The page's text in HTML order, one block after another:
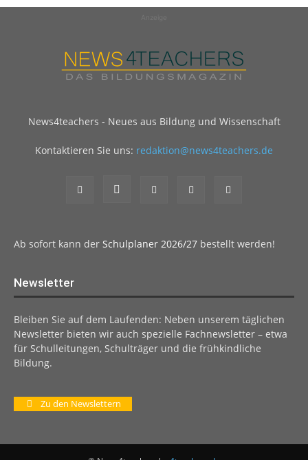
News4teachers - Neues aus Bildung und Wissenschaft
Kontaktieren Sie uns: redaktion@news4teachers.de
Ab sofort kann der Schulplaner 2026/27 bestellt werden!
Newsletter
Bleiben Sie auf dem Laufenden: Neben unserem täglichen
Newsletter bieten wir auch spezielle Fachnewsletter – etwa
für Schulleitungen, Schulträger und die frühkindliche
Bildung.
Zu den Newslettern